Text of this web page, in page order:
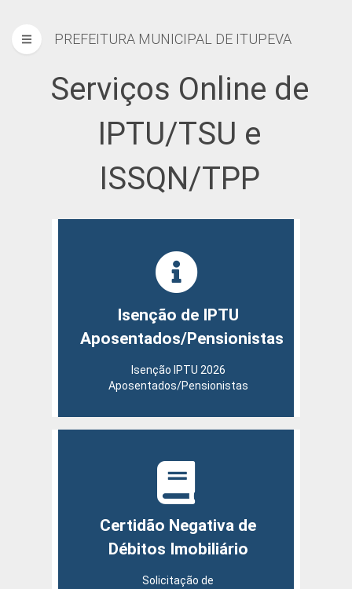
PREFEITURA MUNICIPAL DE ITUPEVA
Serviços Online de
IPTU/TSU e
ISSQN/TPP
Isenção de IPTU
Aposentados/Pensionistas
Isenção IPTU 2026
Aposentados/Pensionistas
Certidão Negativa de
Débitos Imobiliário
Solicitação de